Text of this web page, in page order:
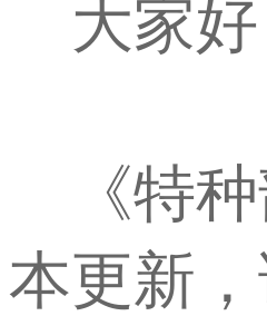
大家好
《特种
本更新